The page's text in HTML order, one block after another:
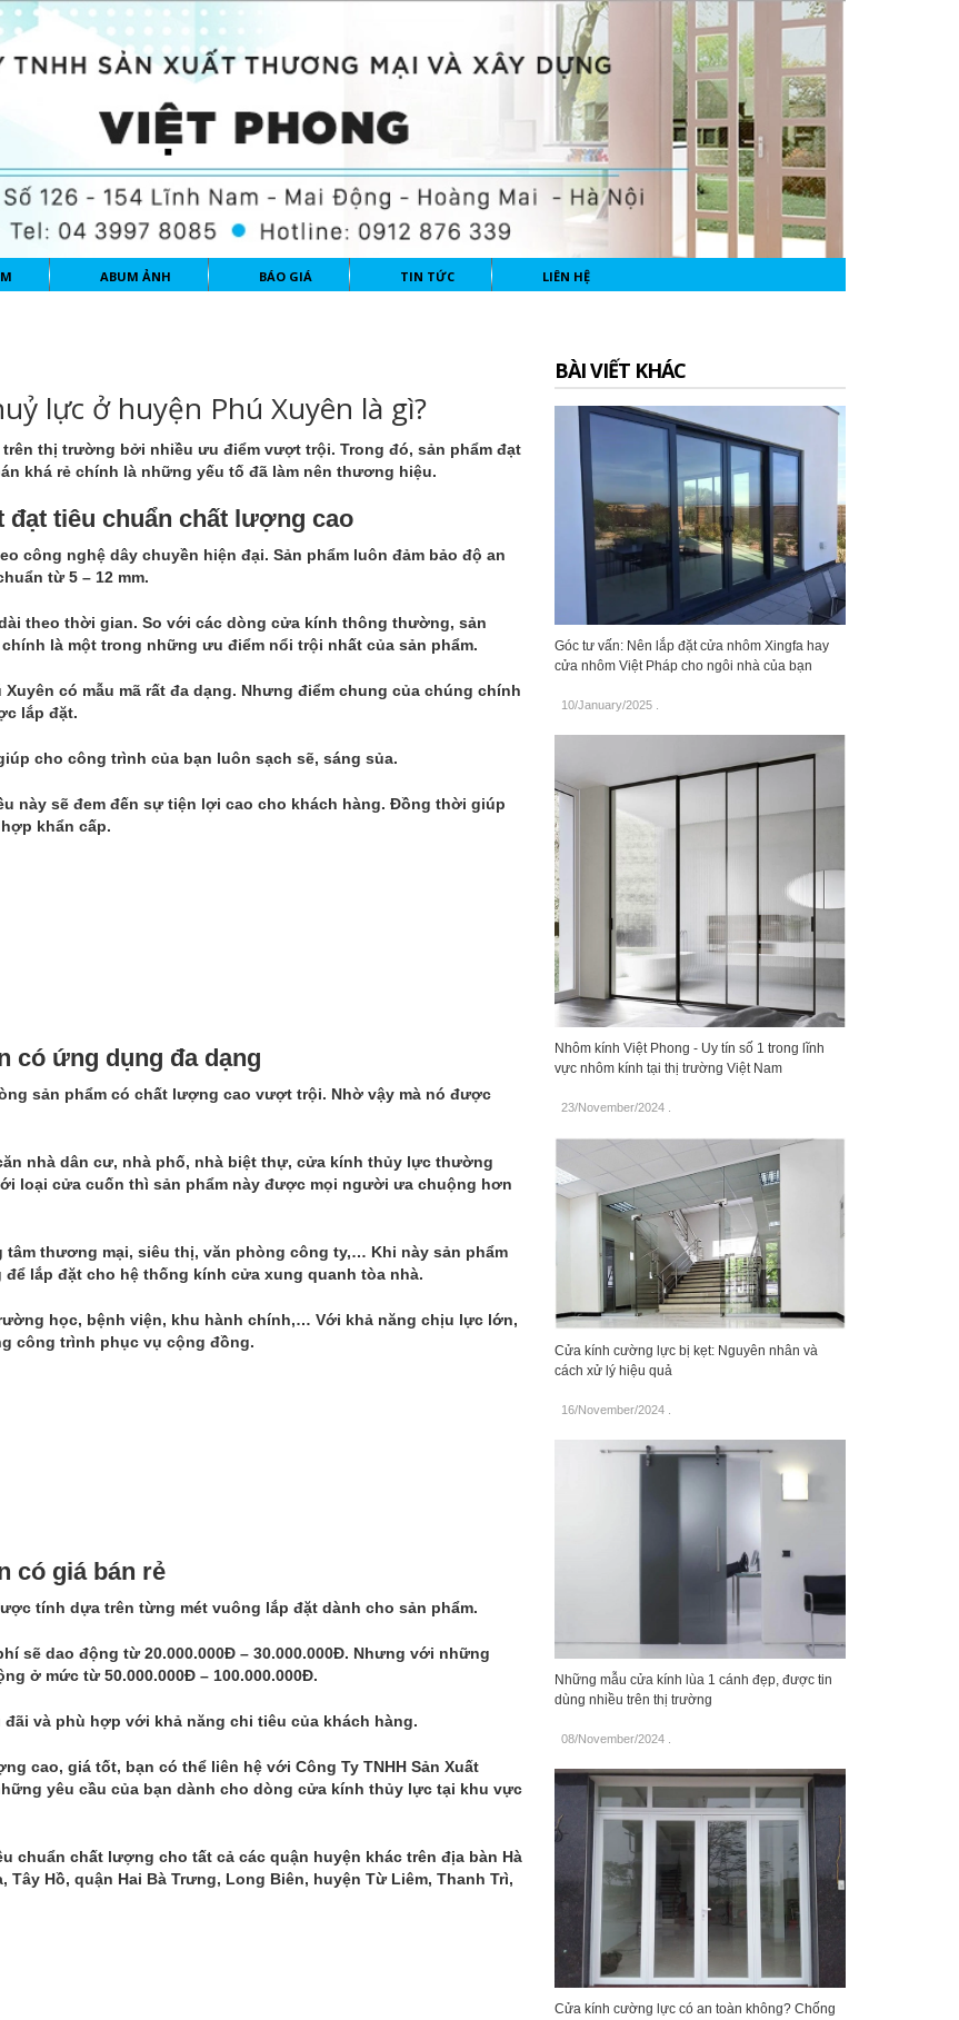
ABUM ẢNH BÁO GIÁ TIN TỨC LIÊN HỆ
lực ở huyện Phú Xuyên là gì?
thị trường bởi nhiều ưu điểm vượt trội. Trong đó, sản phẩm đạt
khá rẻ chính là những yếu tố đã làm nên thương hiệu.
tiêu chuẩn chất lượng cao
công nghệ dây chuyền hiện đại. Sản phẩm luôn đảm bảo độ an
từ 5 – 12 mm.
theo thời gian. So với các dòng cửa kính thông thường, sản
là một trong những ưu điểm nổi trội nhất của sản phẩm.
có mẫu mã rất đa dạng. Nhưng điểm chung của chúng chính
lắp đặt.
cho công trình của bạn luôn sạch sẽ, sáng sủa.
này sẽ đem đến sự tiện lợi cao cho khách hàng. Đồng thời giúp
khẩn cấp.
có ứng dụng đa dạng
sản phẩm có chất lượng cao vượt trội. Nhờ vậy mà nó được
nhà dân cư, nhà phố, nhà biệt thự, cửa kính thủy lực thường
loại cửa cuốn thì sản phẩm này được mọi người ưa chuộng hơn
thương mại, siêu thị, văn phòng công ty,… Khi này sản phẩm
lắp đặt cho hệ thống kính cửa xung quanh tòa nhà.
học, bệnh viện, khu hành chính,… Với khả năng chịu lực lớn,
công trình phục vụ cộng đồng.
có giá bán rẻ
tính dựa trên từng mét vuông lắp đặt dành cho sản phẩm.
sẽ dao động từ 20.000.000Đ – 30.000.000Đ. Nhưng với những
ở mức từ 50.000.000Đ – 100.000.000Đ.
và phù hợp với khả năng chi tiêu của khách hàng.
cao, giá tốt, bạn có thể liên hệ với Công Ty TNHH Sản Xuất
yêu cầu của bạn dành cho dòng cửa kính thủy lực tại khu vực
chuẩn chất lượng cho tất cả các quận huyện khác trên địa bàn Hà
Hồ, quận Hai Bà Trưng, Long Biên, huyện Từ Liêm, Thanh Trì,
BÀI VIẾT KHÁC
Góc tư vấn: Nên lắp đặt cửa nhôm Xingfa hay
cửa nhôm Việt Pháp cho ngôi nhà của bạn
10/January/2025.
Nhôm kính Việt Phong - Uy tín số 1 trong lĩnh
vực nhôm kính tại thị trường Việt Nam
23/November/2024.
Cửa kính cường lực bị kẹt: Nguyên nhân và
cách xử lý hiệu quả
16/November/2024.
Những mẫu cửa kính lùa 1 cánh đẹp, được tin
dùng nhiều trên thị trường
08/November/2024.
Cửa kính cường lực có an toàn không? Chống